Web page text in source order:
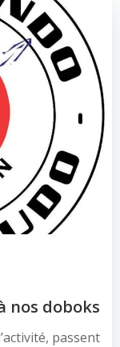
nos doboks
passent